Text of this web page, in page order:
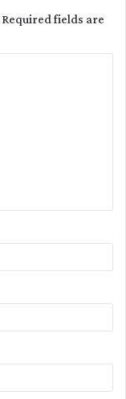
Required fields are
t